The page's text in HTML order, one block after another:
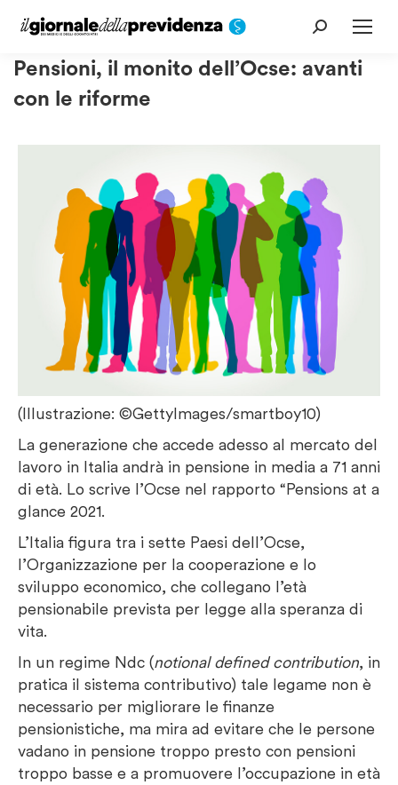
Cerca:
Pensioni, il monito dell’Ocse: avanti
con le riforme
(Illustrazione: ©GettyImages/smartboy10)
La generazione che accede adesso al mercato del
lavoro in Italia andrà in pensione in media a 71 anni
di età. Lo scrive l’Ocse nel rapporto “Pensions at a
glance 2021.
L’Italia figura tra i sette Paesi dell’Ocse,
l’Organizzazione per la cooperazione e lo
sviluppo economico, che collegano l’età
pensionabile prevista per legge alla speranza di
vita.
In un regime Ndc (notional defined contribution, in
pratica il sistema contributivo) tale legame non è
necessario per migliorare le finanze
pensionistiche, ma mira ad evitare che le persone
vadano in pensione troppo presto con pensioni
troppo basse e a promuovere l’occupazione in età